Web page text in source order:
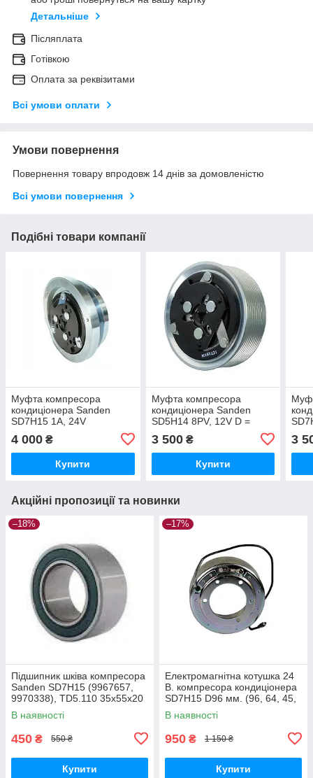
Детальніше
Післяплата
Готівкою
Оплата за реквізитами
Всі умови оплати
Умови повернення
Повернення товару впродовж 14 днів за домовленістю
Всі умови повернення
Подібні товари компанії
Муфта компресора
кондиціонера Sanden
SD7H15 1А, 24V
35х55х20 (У зборі) CA722
4 000 ₴
Купити
Муфта компресора
кондиціонера Sanden
SD5H14 8PV, 12V D =
40х62х24 мм. (в зборі)
3 500₴
Купити
3
Акційні пропозиції та новинки
–18%
Підшипник шківа компресора
Sanden SD7H15 (9967657,
9970338), TD5.110 35х55х20
мм.
В наявності
450 ₴ 550 ₴
Купити
–17%
Електромагнітна котушка 24
В. компресора кондиціонера
SD7H15 D96 мм. (96, 64, 45,
32)
В наявності
950 ₴ 1 150 ₴
Купити